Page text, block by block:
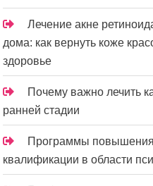
Лечение акне
дома: как вернуть коже
здоровье
Почему важно лечить
ранней стадии
Программы повышения
квалификации в области